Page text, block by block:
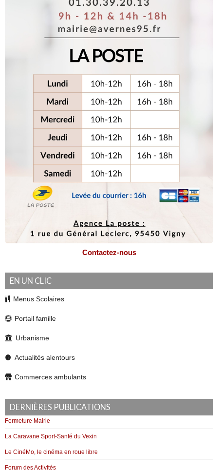
Contactez-nous
EN UN CLIC
Menus Scolaires
Portail famille
Urbanisme
Actualités alentours
Commerces ambulants
DERNIÈRES PUBLICATIONS
Fermeture Mairie
La Caravane Sport-Santé du Vexin
Le CinéMo, le cinéma en roue libre
Forum des Activités